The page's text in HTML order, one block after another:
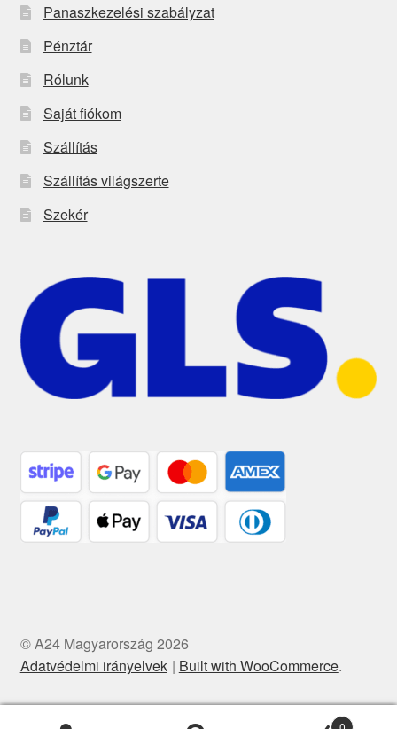
Panaszkezelési szabályzat
Pénztár
Rólunk
Saját fiókom
Szállítás
Szállítás világszerte
Szekér
© A24 Magyarország 2026
Adatvédelmi irányelvek
Built with WooCommerce.